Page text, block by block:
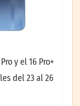
y el 16 Pro+
del 23 al 26